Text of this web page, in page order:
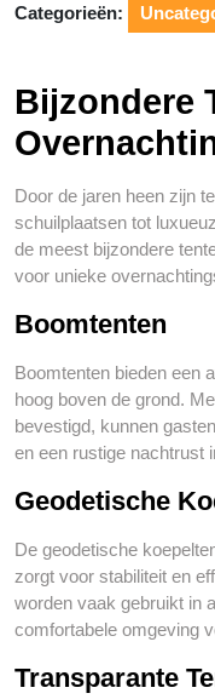
Categorieën:
Bijzondere
Door de jaren heen zijn
schuilplaatsen tot
de meest bijzondere
voor unieke
Boomtenten
Boomtenten bieden een
hoog boven de grond.
bevestigd, kunnen
en een rustige nachtrust
Geodetische
De geodetische
zorgt voor stabiliteit en
worden vaak gebruikt in
comfortabele omgeving
Transparante